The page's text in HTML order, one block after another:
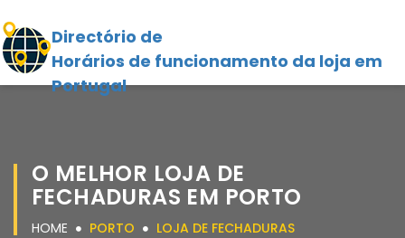
Directório de
Horários de funcionamento da loja em
Portugal
O MELHOR LOJA DE
FECHADURAS EM PORTO
HOME PORTO LOJA DE FECHADURAS